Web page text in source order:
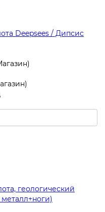
Deepsees / Дипсис
геологический